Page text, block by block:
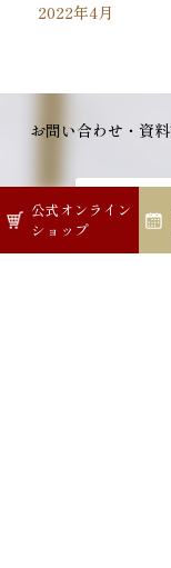
公式オンライン
ショップ
公式オンライン
ショップ
2022年4月
お問い合わせ・資
営業時間：